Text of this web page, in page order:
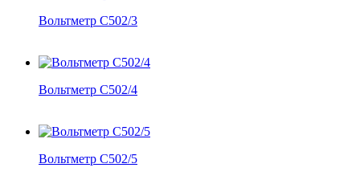
Вольтметр С502/3
Вольтметр С502/4
Вольтметр С502/5